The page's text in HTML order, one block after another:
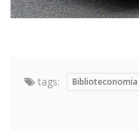
tags: Biblioteconomia